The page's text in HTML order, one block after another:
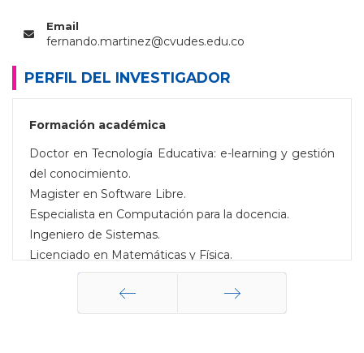
Email
fernando.martinez@cvudes.edu.co
PERFIL DEL INVESTIGADOR
Formación académica
Doctor en Tecnología Educativa: e-learning y gestión
del conocimiento.
Magister en Software Libre.
Especialista en Computación para la docencia.
Ingeniero de Sistemas.
Licenciado en Matemáticas y Física.
Tecnología aplicada a la educación